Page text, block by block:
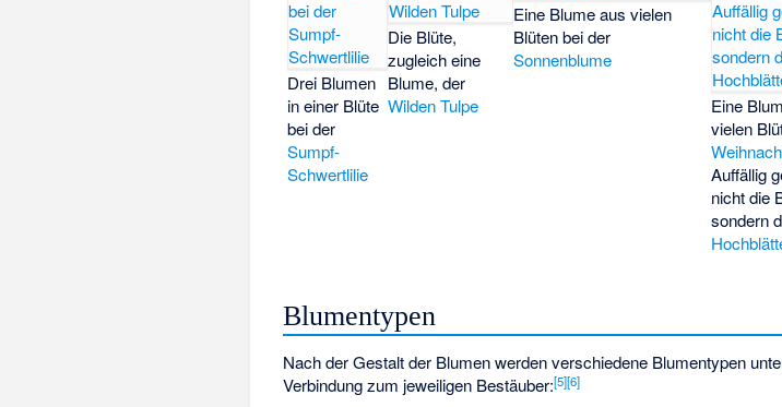
Drei Blumen
in einer Blüte
bei der
Sumpf-
Schwertlilie
Die Blüte,
zugleich eine
Blume, der
Wilden Tulpe
Eine Blume aus vielen
Blüten bei der
Sonnenblume
Eine
vielen
Auffällig
nicht die
sondern
Blumentypen
Nach der Gestalt der Blumen werden verschiedene Blumentypen
Verbindung zum jeweiligen Bestäuber:[5][6]